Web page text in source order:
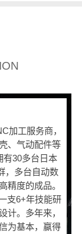
加工服务商，
、气动配件等
有30多台日本
，多台自动数
精度的成品。
支6+年技能研
计。多年来，
为基本，赢得